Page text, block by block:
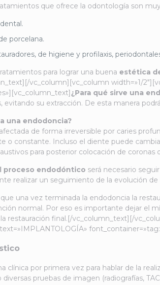
que ofrece la odontología son
porcelana.
de higiene y profilaxis,
para lograr una buena estética
vc_column][vc_column width=»1/
¿Para qué sirve una
evitando su extracción. De esta manera
una endodoncia?
de forma irreversible por caries
o constante. Incluso el diente puede
para posterior colocación de
proceso endodóntico será necesario
realizar un seguimiento de la evolución
una vez terminada la endodoncia la
normal. Por eso es importante dejar el
restauración final.[/vc_column_text][/
clínica por primera vez para hablar de la
diversas pruebas de imagen (radiografías,